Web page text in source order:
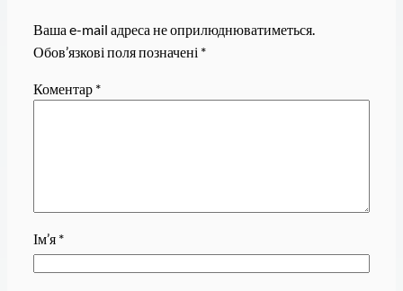
Ваша e-mail адреса не оприлюднюватиметься.
Обов’язкові поля позначені *
Коментар *
Ім’я *